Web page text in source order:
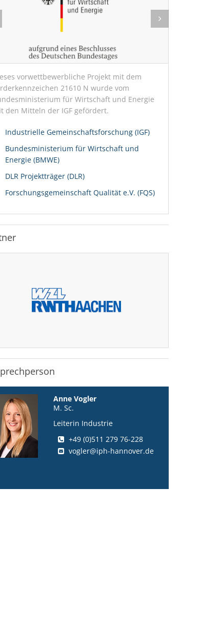
vorwettbewerbliche Projekt mit dem
21610 N wurde vom
für Wirtschaft und Energie
den Mitteln der IGF gefördert.
Industrielle Gemeinschaftsforschung (IGF)
Bundesministerium für Wirtschaft und
Energie (BMWE)
DLR Projektträger (DLR)
Forschungsgemeinschaft Qualität e.V. (FQS)
Anne Vogler
M. Sc.
Leiterin Industrie
+49 (0)511 279 76-228
vogler@iph-hannover.de